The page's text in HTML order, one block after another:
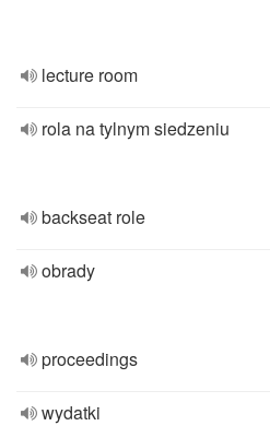
lecture room
rola na tylnym siedzeniu
backseat role
obrady
proceedings
wydatki